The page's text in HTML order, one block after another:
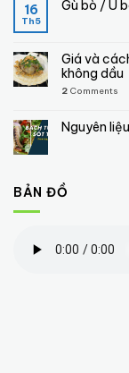
16
Th5
Gù bò / U
Giá và
không dầu
2 Comments
Nguyên
BẢN ĐỒ